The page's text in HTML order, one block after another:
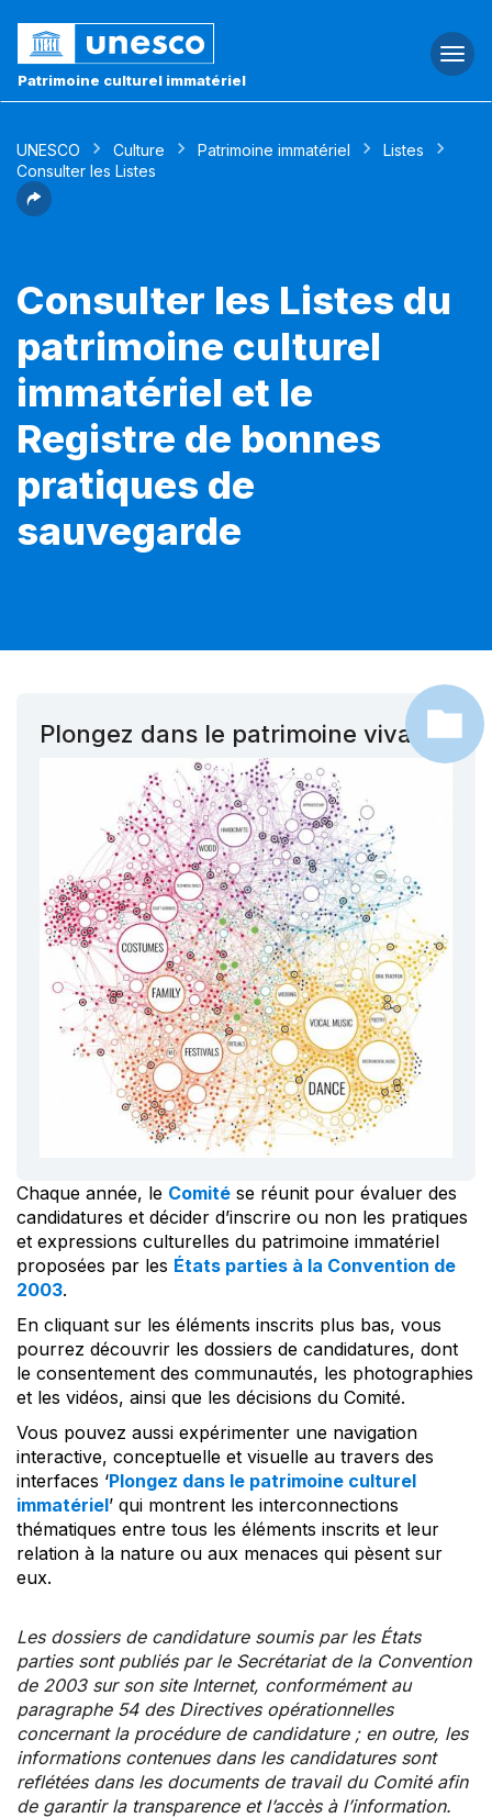
Patrimoine culturel immatériel
UNESCO Culture Patrimoine immatériel
Listes
Consulter les Listes
Consulter les Listes du
patrimoine culturel
immatériel et le
Registre de bonnes
pratiques de
sauvegarde
Plongez dans le patrimoine vivant !
Chaque année, le Comité se réunit pour évaluer des
candidatures et décider d’inscrire ou non les pratiques
et expressions culturelles du patrimoine immatériel
proposées par les États parties à la Convention de
2003.
En cliquant sur les éléments inscrits plus bas, vous
pourrez découvrir les dossiers de candidatures, dont
le consentement des communautés, les photographies
et les vidéos, ainsi que les décisions du Comité.
Vous pouvez aussi expérimenter une navigation
interactive, conceptuelle et visuelle au travers des
interfaces ‘Plongez dans le patrimoine culturel
immatériel’ qui montrent les interconnections
thématiques entre tous les éléments inscrits et leur
relation à la nature ou aux menaces qui pèsent sur
eux.
Les dossiers de candidature soumis par les États
parties sont publiés par le Secrétariat de la Convention
de 2003 sur son site Internet, conformément au
paragraphe 54 des Directives opérationnelles
concernant la procédure de candidature ; en outre, les
informations contenues dans les candidatures sont
reflétées dans les documents de travail du Comité afin
de garantir la transparence et l’accès à l’information.